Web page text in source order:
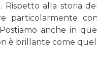
alla storia
particolarmente
anche in
è brillante come